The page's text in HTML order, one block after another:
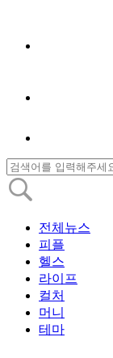
전체뉴스
피플
헬스
라이프
컬처
머니
테마